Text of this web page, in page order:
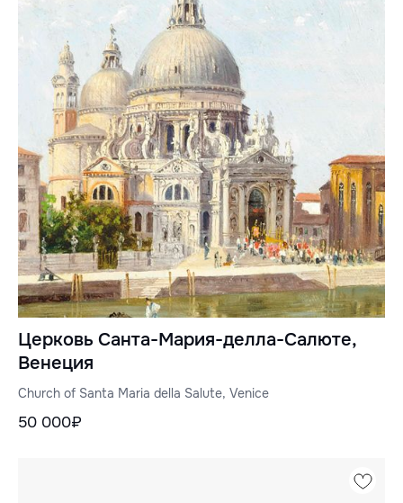
Церковь Санта-Мария-делла-Салюте,
Венеция
Church of Santa Maria della Salute, Venice
50 000₽